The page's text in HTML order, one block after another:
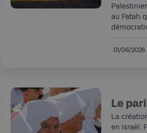
au Fatah
01/06/2026
Le
La
en Israël.